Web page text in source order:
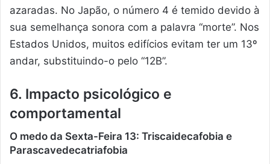
azaradas. No Japão, o número 4 é temido devido à
sua semelhança sonora com a palavra “morte”. Nos
Estados Unidos, muitos edifícios evitam ter um 13º
andar, substituindo-o pelo “12B”.
6. Impacto psicológico e
comportamental
O medo da Sexta-Feira 13: Triscaidecafobia e
Parascavedecatriafobia